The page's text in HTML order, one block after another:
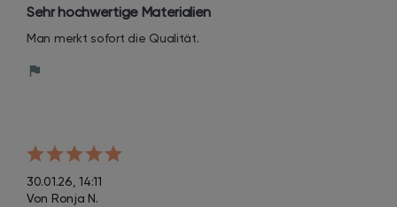
Sehr hochwertige Materialien
Man merkt sofort die Qualität.
30.01.26, 14:11
Von Ronja N.